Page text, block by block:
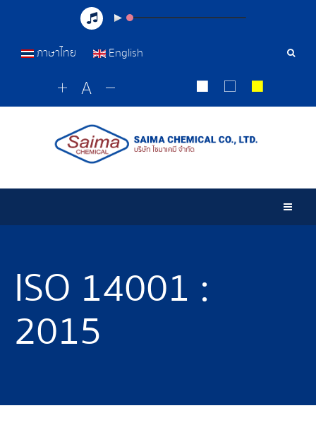
เครื่อ
ภาษาไทย English
ISO 14001 :
2015